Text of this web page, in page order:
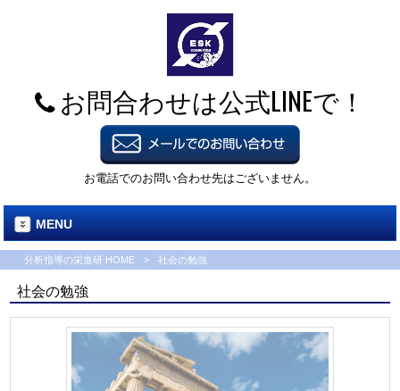
お問合わせは公式LINEで！
お電話でのお問い合わせ先はございません。
MENU
分析指導の栄進研 HOME > 社会の勉強
社会の勉強